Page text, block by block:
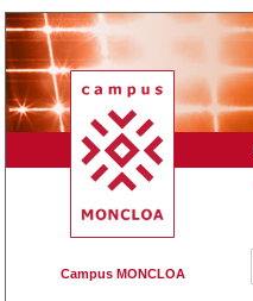
Campus MONCLOA